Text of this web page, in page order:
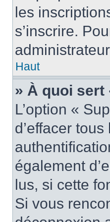
les
s’inscrire.
Haut
» À quoi sert
L’option «
d’effacer
également
lus, si cette
Si vous